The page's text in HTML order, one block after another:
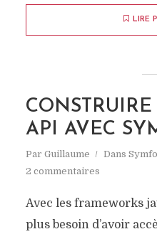
LIRE
API AVEC
Par Guillaume Dans
2 commentaires
Avec les frameworks
plus besoin d’avoir